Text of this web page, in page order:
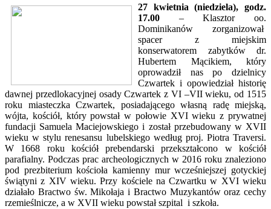
27 kwietnia (niedziela), godz.
17.00 – Klasztor oo.
Dominikanów zorganizował
spacer z miejskim
konserwatorem zabytków dr.
Hubertem Mącikiem, który
oprowadził nas po dzielnicy
Czwartek i opowiedział historię
dawnej przedlokacyjnej osady Czwartek z VI –VII wieku, od 1515
roku miasteczka Czwartek, posiadającego własną radę miejską,
wójta, kościół, który powstał w połowie XVI wieku z prywatnej
fundacji Samuela Maciejowskiego i został przebudowany w XVII
wieku w stylu renesansu lubelskiego według proj. Piotra Traversi.
W 1668 roku kościół prebendarski przekształcono w kościół
parafialny. Podczas prac archeologicznych w 2016 roku znaleziono
pod prezbiterium kościoła kamienny mur wcześniejszej gotyckiej
świątyni z XIV wieku. Przy kościele na Czwartku w XVI wieku
działało Bractwo św. Mikołaja i Bractwo Muzykantów oraz cechy
rzemieślnicze, a w XVII wieku powstał szpital i szkoła.